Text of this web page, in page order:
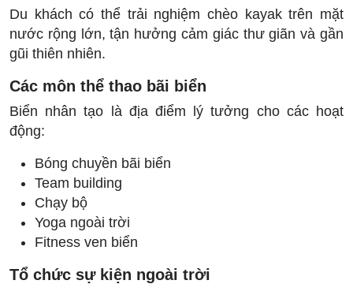
Du khách có thể trải nghiệm chèo kayak trên mặt
nước rộng lớn, tận hưởng cảm giác thư giãn và gần
gũi thiên nhiên.
Các môn thể thao bãi biển
Biển nhân tạo là địa điểm lý tưởng cho các hoạt
động:
Bóng chuyền bãi biển
Team building
Chạy bộ
Yoga ngoài trời
Fitness ven biển
Tổ chức sự kiện ngoài trời